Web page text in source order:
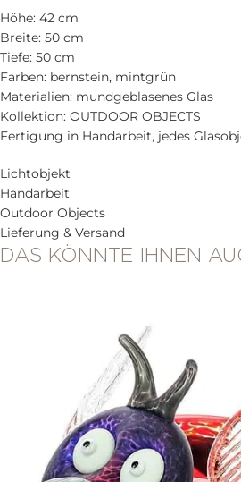
Höhe: 42 cm
Breite: 50 cm
Tiefe: 50 cm
Farben: bernstein, mintgrün
Materialien: mundgeblasenes Glas
Kollektion: OUTDOOR OBJECTS
Fertigung in Handarbeit, jedes
Lichtobjekt
Handarbeit
Outdoor Objects
Lieferung & Versand
DAS KÖNNTE IHNEN